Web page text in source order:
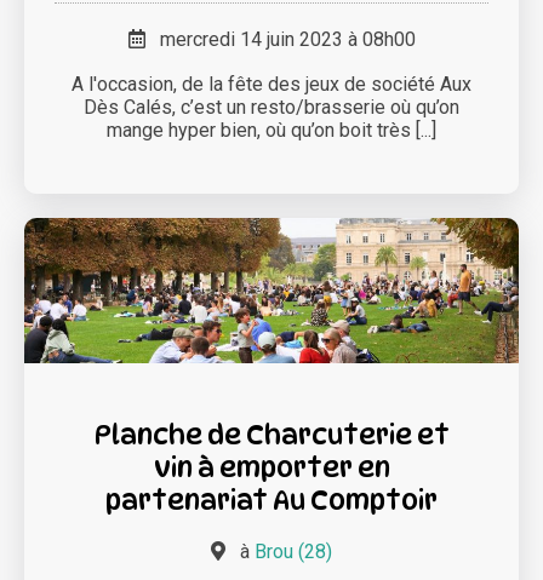
mercredi 14 juin 2023 à 08h00
A l'occasion, de la fête des jeux de société Aux
Dès Calés, c’est un resto/brasserie où qu’on
mange hyper bien, où qu’on boit très [...]
Planche de Charcuterie et
vin à emporter en
partenariat Au Comptoir
à Brou (28)